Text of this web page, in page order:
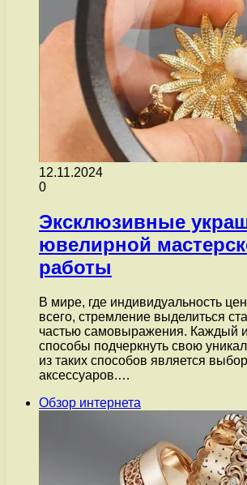
12.11.2024
0
Эксклюзивные
ювелирной
работы
В мире, где индивидуальность
всего, стремление выделиться
частью самовыражения. Каждый
способы подчеркнуть свою
из таких способов является
аксессуаров.…
Обзор интернета